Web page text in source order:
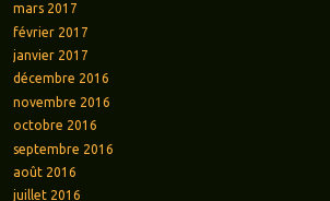
mars 2017
février 2017
janvier 2017
décembre 2016
novembre 2016
octobre 2016
septembre 2016
août 2016
juillet 2016